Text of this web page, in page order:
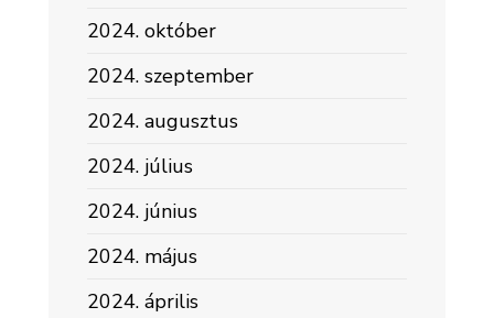
2024. október
2024. szeptember
2024. augusztus
2024. július
2024. június
2024. május
2024. április